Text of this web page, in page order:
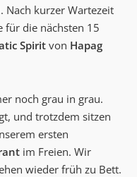
Nach kurzer Wartezeit
für die nächsten 15
Spirit von Hapag
noch grau in grau.
und trotzdem sitzen
ersten
im Freien. Wir
wieder früh zu Bett.